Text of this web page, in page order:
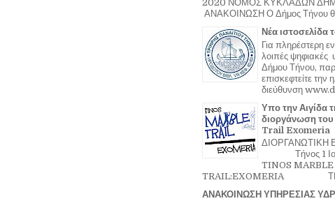
2020 ΝΟΜΟΣ ΚΥΚΛΑΔΩΝ
ΑΝΑΚΟΙΝΩΣΗ Ο Δήμος Τήνου
Νέα ιστοσελίδα
Για πληρέστερη
λοιπές ψηφιακές
Δήμου Τήνου,
επισκεφτείτε την
διεύθυνση
Υπο την Αιγίδα
διοργάνωση
Trail Exomeria
Τήνος 1
TINOS MARBLE
TRAIL:EXOMERIA
ΑΝΑΚΟΙΝΩΣΗ ΥΠΗΡΕΣΙΑΣ